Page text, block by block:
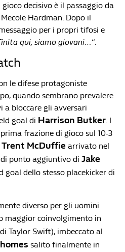
decisivo è il passaggio da
Hardman. Dopo il
per i propri tifosi e
qui, siamo giovani…”.
le difese protagoniste
quando sembrano prevalere
a bloccare gli avversari
goal di Harrison Butker. I
frazione di gioco sul 10-3
Trent McDuffie arrivato nel
punto aggiuntivo di Jake
goal dello stesso placekicker di
diverso per gli uomini
maggior coinvolgimento in
Taylor Swift), imbeccato al
salito finalmente in